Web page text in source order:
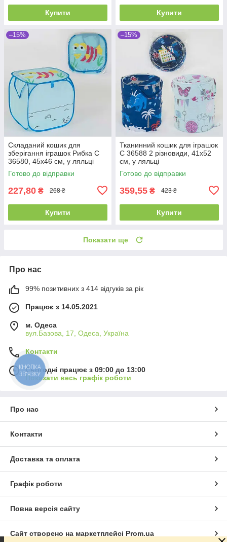
Купити Купити
–15%
Складаний кошик для
зберігання іграшок Рибка C
36580, 45х46 см, у ляльці
Готово до відправки
227,80 ₴ 268 ₴
Купити
–15%
Тканинний кошик для іграшок
С 36588 2 різновиди, 41х52
см, у ляльці
Готово до відправки
359,55 ₴ 423 ₴
Купити
Показати ще
Про нас
99% позитивних з 414 відгуків за рік
Працює з 14.05.2021
м. Одеса
вул.Базова, 17, Одеса, Україна
Контакти
Сьогодні працює з 09:00 до 13:00
Показати весь графік роботи
Про нас
Контакти
Доставка та оплата
Графік роботи
Повна версія сайту
Сайт створено на маркетплейсі Prom.ua
КНОПКА
ЗВ'ЯЗКУ